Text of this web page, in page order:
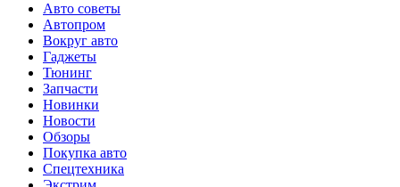
Авто советы
Автопром
Вокруг авто
Гаджеты
Тюнинг
Запчасти
Новинки
Новости
Обзоры
Покупка авто
Спецтехника